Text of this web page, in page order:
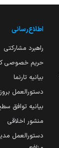
اطلاع‌رسانی
راهبرد مشارکتی
حریم خصوصی
بیانیه تارنما
دستورالعمل
بیانیه توافق
منشور اخلاقی
دستورالعمل